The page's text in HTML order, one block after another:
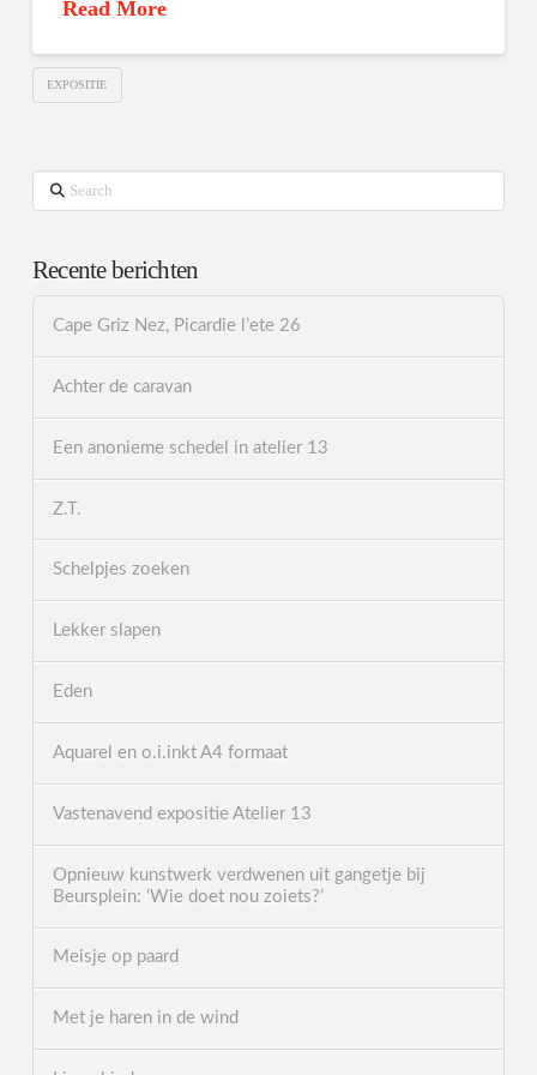
Read More
EXPOSITIE
Search
Recente berichten
Cape Griz Nez, Picardie l’ete 26
Achter de caravan
Een anonieme schedel in atelier 13
Z.T.
Schelpjes zoeken
Lekker slapen
Eden
Aquarel en o.i.inkt A4 formaat
Vastenavend expositie Atelier 13
Opnieuw kunstwerk verdwenen uit gangetje bij
Beursplein: ‘Wie doet nou zoiets?’
Meisje op paard
Met je haren in de wind